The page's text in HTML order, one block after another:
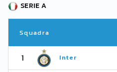
SERIE A
Squadra
1 Inter